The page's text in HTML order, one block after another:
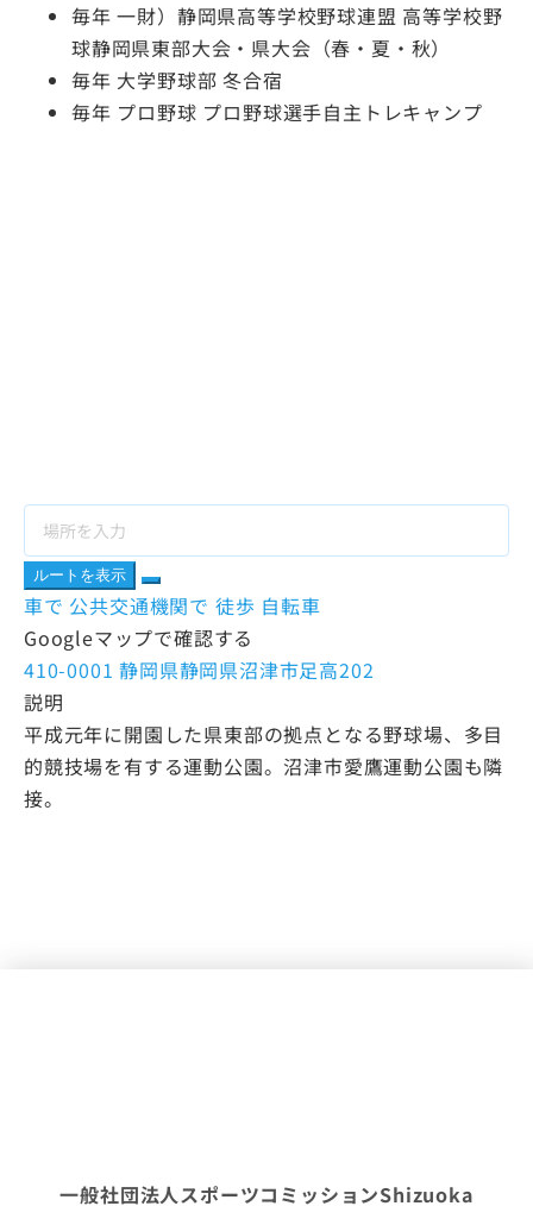
毎年 一財）静岡県高等学校野球連盟 高等学校野
球静岡県東部大会・県大会（春・夏・秋）
毎年 大学野球部 冬合宿
毎年 プロ野球 プロ野球選手自主トレキャンプ
ルートを表示
車で 公共交通機関で 徒歩 自転車
Googleマップで確認する
410-0001 静岡県静岡県沼津市足高202
説明
平成元年に開園した県東部の拠点となる野球場、多目
的競技場を有する運動公園。沼津市愛鷹運動公園も隣
接。
一般社団法人スポーツコミッションShizuoka